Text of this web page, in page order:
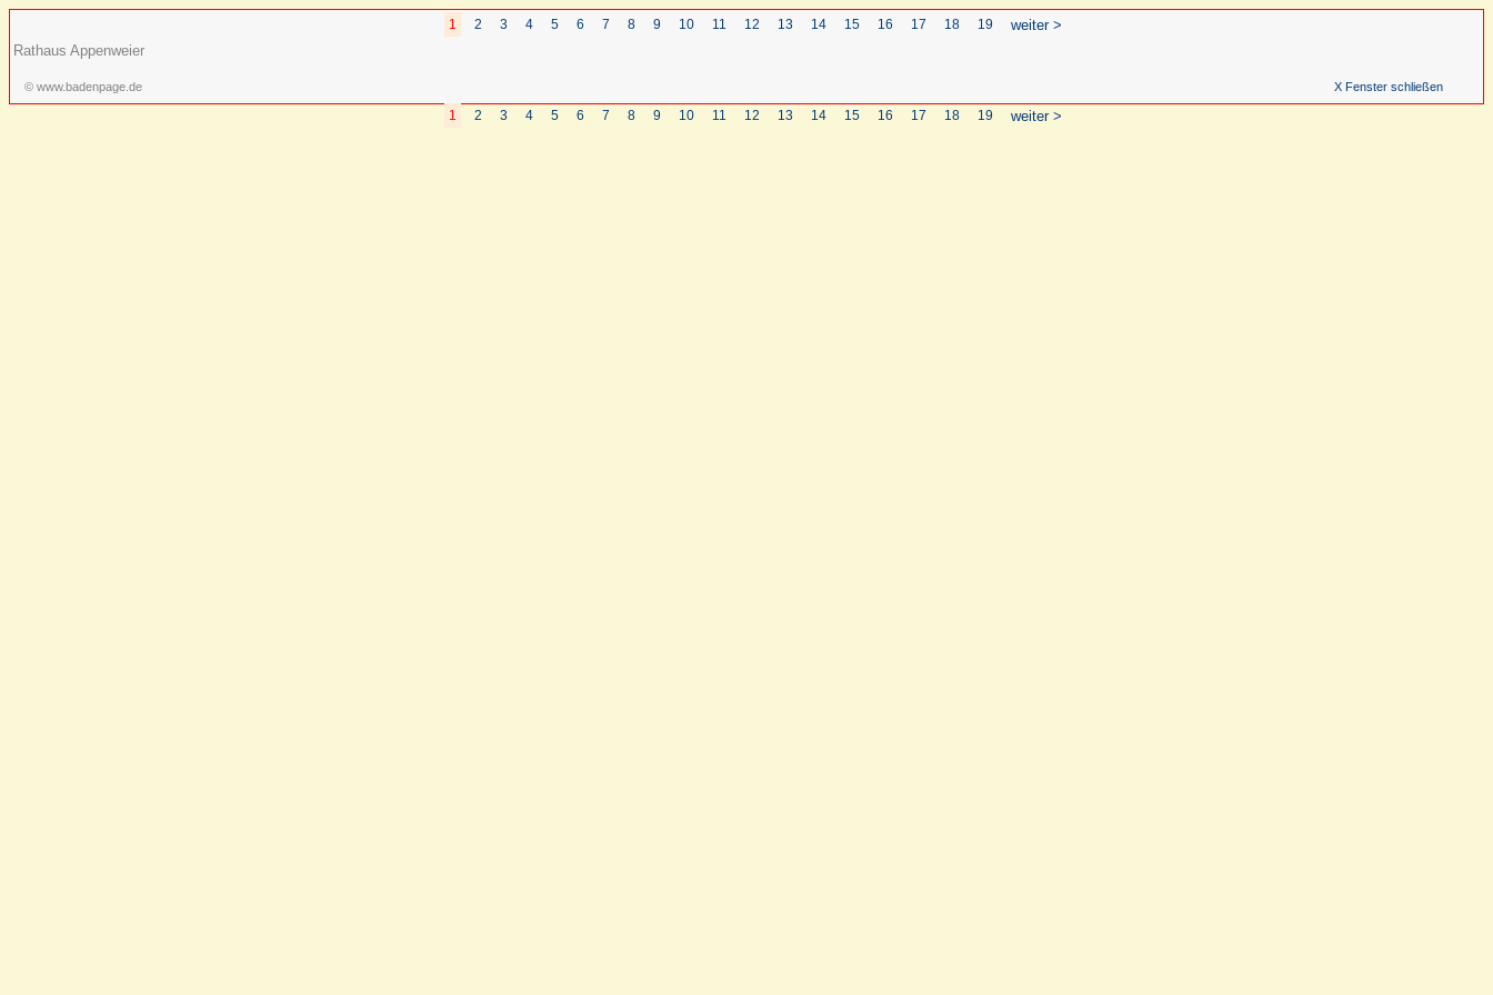
1 2 3 4 5 6 7 8 9 10 11 12 13 14 15 16 17 18 19
weiter >
Rathaus Appenweier
© www.badenpage.de X Fenster schließen
1 2 3 4 5 6 7 8 9 10 11 12 13 14 15 16 17 18 19 weiter >